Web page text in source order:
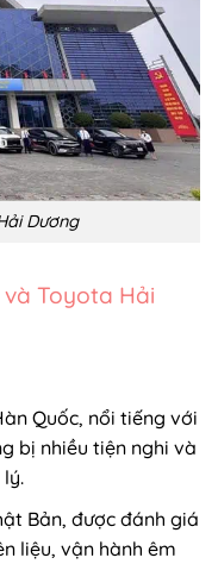
Dương
Toyota Hải
Quốc, nổi tiếng với
bị nhiều tiện nghi và
Bản, được đánh giá
liệu, vận hành êm